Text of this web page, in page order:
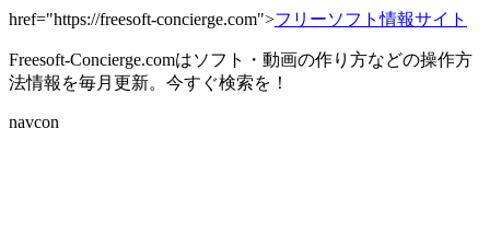
href="https://freesoft-concierge.com">フリーソフト情報サイト
Freesoft-Concierge.comはソフト・動画の作り方などの操作方
法情報を毎月更新。今すぐ検索を！
navcon